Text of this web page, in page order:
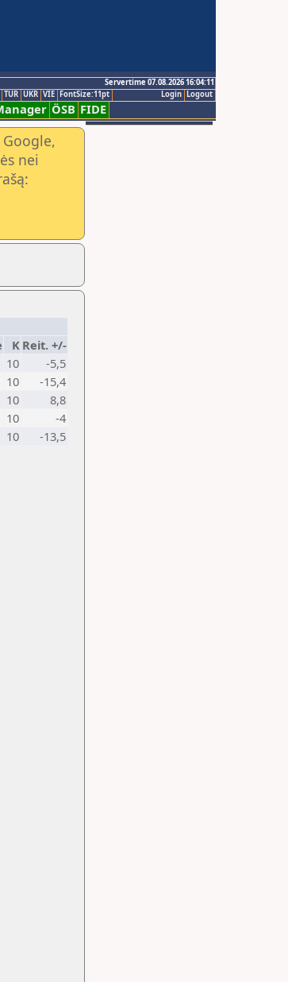
Servertime 07.08.2026 16:04:11
Logout
Login
TUR UKR VIE FontSize:11pt
ÖSB FIDE
nei
K Reit. +/-
10
-5,5
10
-15,4
10
8,8
10
-4
10 -13,5